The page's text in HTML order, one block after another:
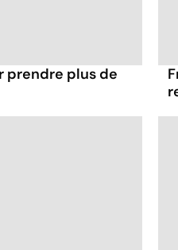
prendre plus de